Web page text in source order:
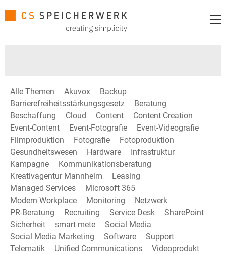
Alle Themen Akuvox
Backup
Barrierefreiheitsstärkungsgesetz
Beratung
Beschaffung
Cloud Content
Content Creation
Event-Content
Event-Fotografie
Event-Videografie
Filmproduktion
Fotografie
Fotoproduktion
Gesundheitswesen
Hardware
Infrastruktur
Kampagne
Kommunikationsberatung
Kreativagentur Mannheim
Leasing
Managed Services
Microsoft 365
Modern Workplace
Monitoring
Netzwerk
PR-Beratung
Recruiting Service Desk
SharePoint
Sicherheit
smart mete
Social Media
Social Media Marketing
Software
Support
Telematik
Unified Communications
Videoprodukt